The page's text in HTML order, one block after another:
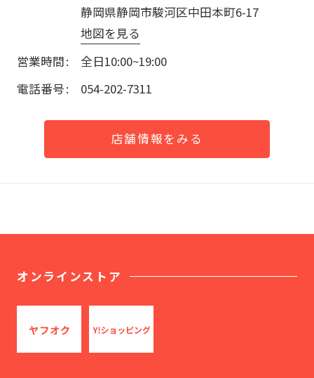
静岡県静岡市駿河区中田本町6-17
地図を見る
営業時間
全日10:00~19:00
電話番号
054-202-7311
店舗情報をみる
オンラインストア